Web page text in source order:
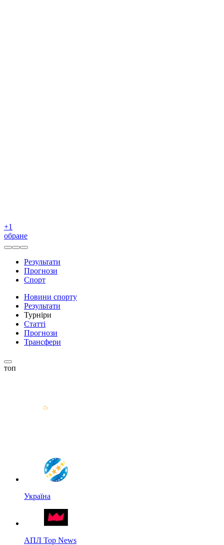
+1
обране
Результати
Прогнози
Спорт
Новини спорту
Результати
Турніри
Статті
Прогнози
Трансфери
топ
Україна
АПЛ Top News